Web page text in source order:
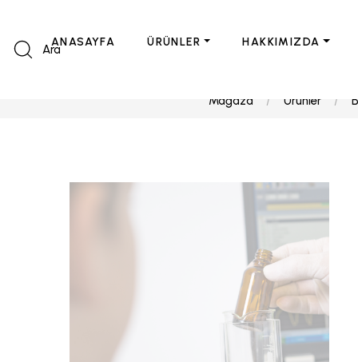
Ara
ANASAYFA ÜRÜNLER HAKKIMIZDA
Mağaza Ürünler